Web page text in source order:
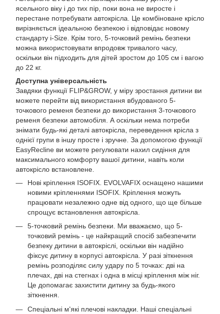
ясельного віку і до тих пір, поки вона не виросте і
перестане потребувати автокрісла. Це комбіноване крісло
вирізняється ідеальною безпекою і відповідає новому
стандарту i-Size. Крім того, 5-точковий ремінь безпеки
можна використовувати впродовж тривалого часу,
оскільки він підходить для дітей зростом до 105 см і вагою
до 22 кг.
Доступна універсальність
Завдяки функції FLIP&GROW, у міру зростання дитини ви
можете перейти від використання вбудованого 5-
точкового ременя безпеки до використання 3-точкового
ременя безпеки автомобіля. А оскільки нема потреби
знімати будь-які деталі автокрісла, переведення крісла з
однієї групи в іншу просте і зручне. За допомогою функції
EasyRecline ви можете регулювати нахил сидіння для
максимального комфорту вашої дитини, навіть коли
автокрісло встановлене.
Нові кріплення ISOFIX. EVOLVAFIX оснащено нашими
новими кріпленнями ISOFIX. Кріплення можуть
працювати незалежно одне від одного, що ще більше
спрощує встановлення автокрісла.
5-точковий ремінь безпеки. Ми вважаємо, що 5-
точковий ремінь - це найкращий спосіб забезпечити
безпеку дитини в автокріслі, оскільки він надійно
фіксує дитину в корпусі автокрісла. У разі зіткнення
ремінь розподіляє силу удару по 5 точках: дві на
плечах, дві на стегнах і одна в місці кріплення між ніг.
Це допомагає захистити дитину за будь-якого
зіткнення.
Спеціальні м'які плечові накладки. Наші спеціальні